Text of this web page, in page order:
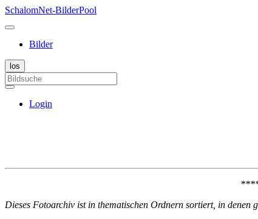
SchalomNet-BilderPool
Bilder
Login
Dieses Fotoarchiv ist in thematischen Ordnern sortiert, in denen